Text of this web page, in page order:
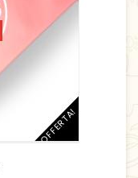
IN OFFERTA!